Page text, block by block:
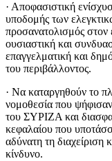
· Αποφασιστική
υποδομής των
προσανατολισμός στον
ουσιαστική και
επαγγελματική και
του περιβάλλοντος.
· Να καταργηθούν το
νομοθεσία που
του ΣΥΡΙΖΑ και
κεφαλαίου που
αδύνατη τη
κίνδυνο.